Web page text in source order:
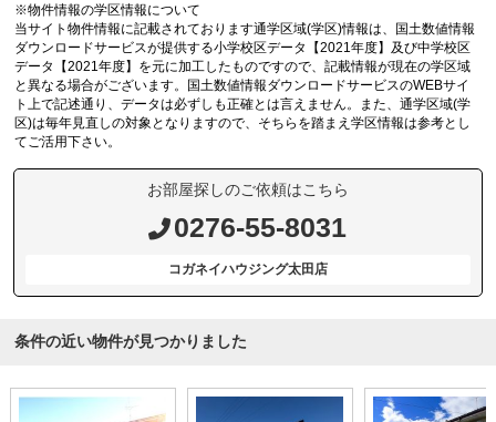
※物件情報の学区情報について
当サイト物件情報に記載されております通学区域(学区)情報は、国土数値情報
ダウンロードサービスが提供する小学校区データ【2021年度】及び中学校区
データ【2021年度】を元に加工したものですので、記載情報が現在の学区域
と異なる場合がございます。国土数値情報ダウンロードサービスのWEBサイ
ト上で記述通り、データは必ずしも正確とは言えません。また、通学区域(学
区)は毎年見直しの対象となりますので、そちらを踏まえ学区情報は参考とし
てご活用下さい。
お部屋探しのご依頼はこちら
0276-55-8031
コガネイハウジング太田店
条件の近い物件が見つかりました